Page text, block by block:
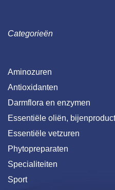
Categorieën
Aminozuren
Antioxidanten
Darmflora en enzymen
Essentiële oliën,
Essentiële vetzuren
Phytopreparaten
Specialiteiten
Sport